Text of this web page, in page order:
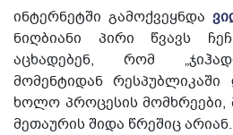
ინტერნეტში გამოქვეყნდა
ნიღბიანი პირი წვავს
აცხადებენ, რომ
მომენტიდან რესპუბლიკაში
ხოლო პროცესის მომხრეები,
მეთაურის შიდა წრეშიც არიან.